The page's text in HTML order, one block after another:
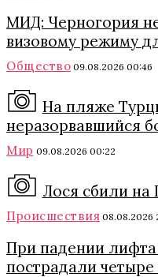
МИД: Черногория
визовому режиму
Общество 09.08.2026 00:46
На пляже
неразорвавшийся
Мир 09.08.2026 00:22
Лося сбили
Происшествия 08.08.2026
При падении
пострадали четыре